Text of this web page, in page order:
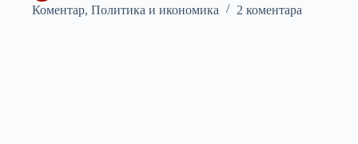
Коментар, Политика и икономика 2 коментара